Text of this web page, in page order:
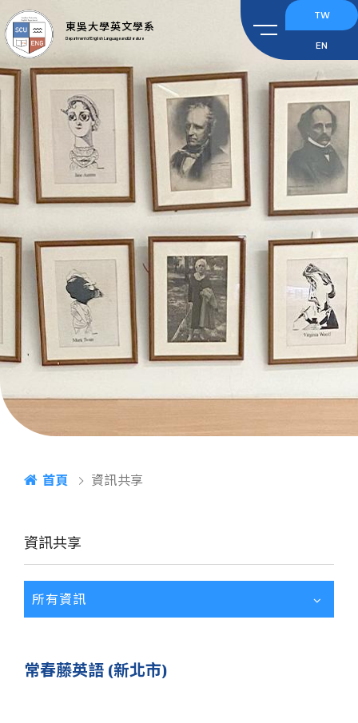
東吳大學英文學系
Department of English Language and Literature
TW
EN
首頁 資訊共享
資訊共享
所有資訊
常春藤英語 (新北市)